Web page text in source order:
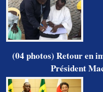
(04 photos) Retour en
Président